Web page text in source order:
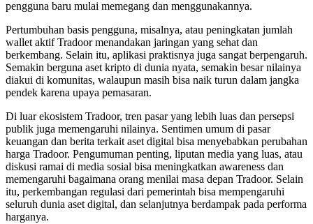
pengguna baru mulai memegang dan menggunakannya.
Pertumbuhan basis pengguna, misalnya, atau peningkatan jumlah
wallet aktif Tradoor menandakan jaringan yang sehat dan
berkembang. Selain itu, aplikasi praktisnya juga sangat berpengaruh.
Semakin berguna aset kripto di dunia nyata, semakin besar nilainya
diakui di komunitas, walaupun masih bisa naik turun dalam jangka
pendek karena upaya pemasaran.
Di luar ekosistem Tradoor, tren pasar yang lebih luas dan persepsi
publik juga memengaruhi nilainya. Sentimen umum di pasar
keuangan dan berita terkait aset digital bisa menyebabkan perubahan
harga Tradoor. Pengumuman penting, liputan media yang luas, atau
diskusi ramai di media sosial bisa meningkatkan awareness dan
memengaruhi bagaimana orang menilai masa depan Tradoor. Selain
itu, perkembangan regulasi dari pemerintah bisa mempengaruhi
seluruh dunia aset digital, dan selanjutnya berdampak pada performa
harganya.